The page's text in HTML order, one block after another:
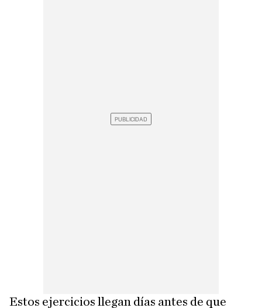
Estos ejercicios llegan días antes de que